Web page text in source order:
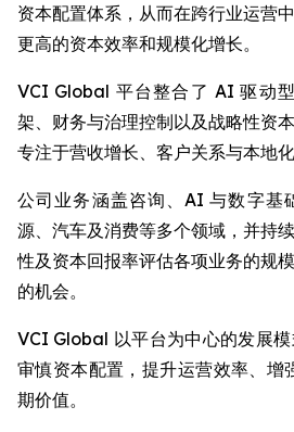
资本配置体系，从而在跨行业运营
更高的资本效率和规模化增长。
VCI Global 平台整合了 AI 驱动
架、财务与治理控制以及战略性资
专注于营收增长、客户关系与本地化
公司业务涵盖咨询、AI 与数字基
源、汽车及消费等多个领域，并持
性及资本回报率评估各项业务的规
的机会。
VCI Global 以平台为中心的发展
审慎资本配置，提升运营效率、增
期价值。